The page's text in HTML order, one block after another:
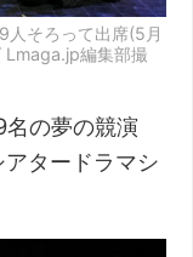
人そろって出席(5月
Lmaga.jp編集部撮
の夢の競演
タードラマシ